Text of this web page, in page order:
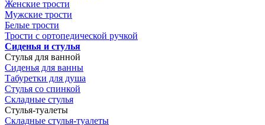
Женские трости
Мужские трости
Белые трости
Трости с ортопедической ручкой
Сиденья и стулья
Стулья для ванной
Сиденья для ванны
Табуретки для душа
Стулья со спинкой
Складные стулья
Стулья-туалеты
Складные стулья-туалеты